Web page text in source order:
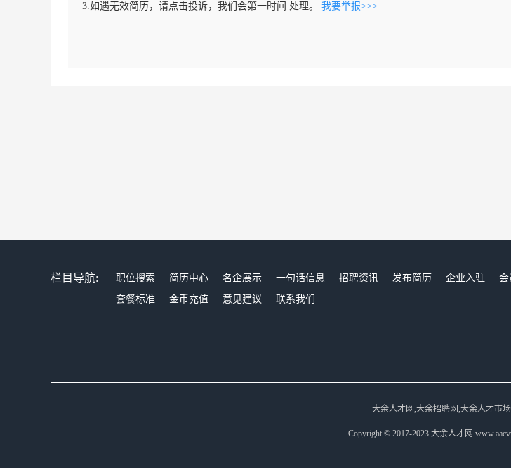
3.如遇无效简历，请点击投诉，我们会第一时间 处理。 我要举报>>>
栏目导航: 职位搜索 简历中心 名企展示 一句话信息 招聘资讯 发布简历 企业入驻 会
套餐标准
金币充值 意见建议 联系我们
大余人才网,大余招聘网,大余人才市
Copyright © 2017-2023 大余人才网